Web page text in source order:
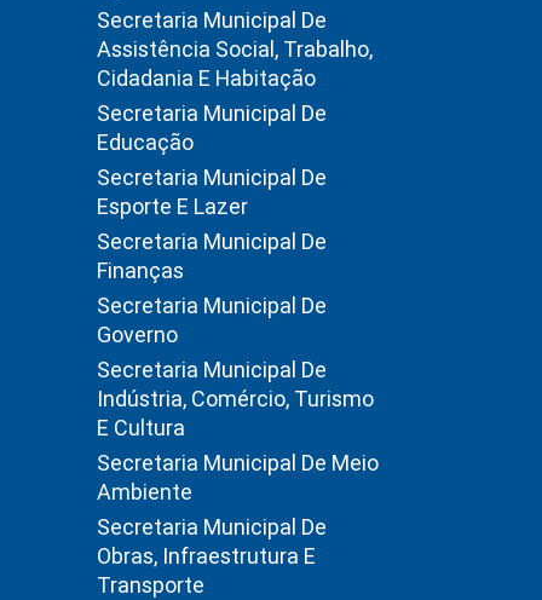
Secretaria Municipal De
Assistência Social, Trabalho,
Cidadania E Habitação
Secretaria Municipal De
Educação
Secretaria Municipal De
Esporte E Lazer
Secretaria Municipal De
Finanças
Secretaria Municipal De
Governo
Secretaria Municipal De
Indústria, Comércio, Turismo
E Cultura
Secretaria Municipal De Meio
Ambiente
Secretaria Municipal De
Obras, Infraestrutura E
Transporte